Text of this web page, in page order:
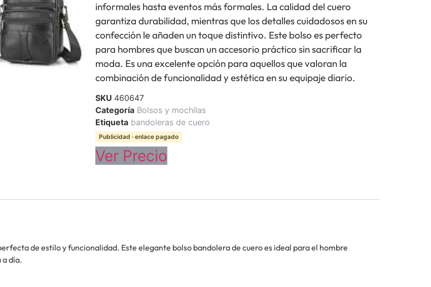
informales hasta eventos más formales. La calidad del cuero
garantiza durabilidad, mientras que los detalles cuidadosos en su
confección le añaden un toque distintivo. Este bolso es perfecto
para hombres que buscan un accesorio práctico sin sacrificar la
moda. Es una excelente opción para aquellos que valoran la
combinación de funcionalidad y estética en su equipaje diario.
SKU 460647
Categoría Bolsos y mochilas
Etiqueta bandoleras de cuero
Publicidad · enlace pagado
Ver Precio
de estilo y funcionalidad. Este elegante bolso bandolera de cuero es ideal para el hombre
a día.